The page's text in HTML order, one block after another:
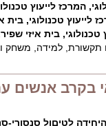
המרכז לייעוץ
טכנולוגי, בית
בית איזי
בקרב אנשים